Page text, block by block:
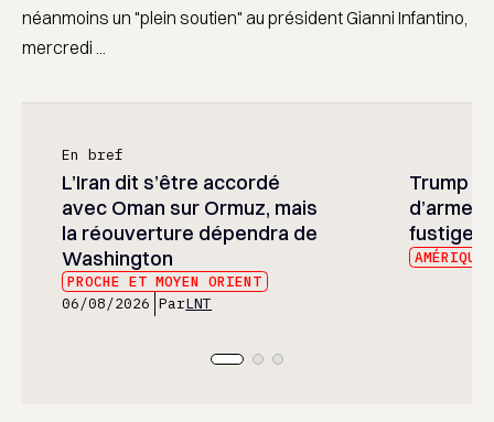
néanmoins un "plein soutien" au président Gianni Infantino,
mercredi ...
En bref
L’Iran dit s’être accordé
avec Oman sur Ormuz, mais
la réouverture dépendra de
Washington
PROCHE ET MOYEN ORIENT
06/08/2026 ParLNT
Trump
fustige
AMÉRIQUES